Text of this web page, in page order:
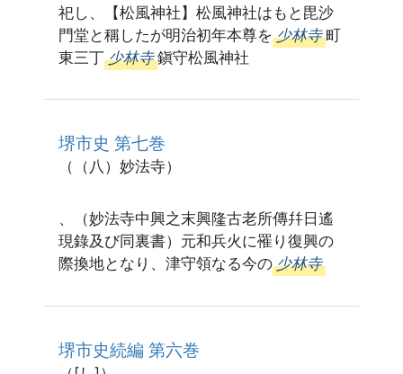
祀し、【松風神社】松風神社はもと毘沙
門堂と稱したが明治初年本尊を 少林寺 町
東三丁 少林寺 鎭守松風神社
堺市史 第七巻
（（八）妙法寺）
、（妙法寺中興之末興隆古老所傳幷日遙
現錄及び同裏書）元和兵火に罹り復興の
際換地となり、津守領なる今の 少林寺
堺市史続編 第六巻